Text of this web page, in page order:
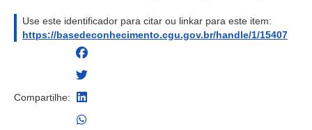
Use este identificador para citar ou linkar para este item:
https://basedeconhecimento.cgu.gov.br/handle/1/15407
Compartilhe: